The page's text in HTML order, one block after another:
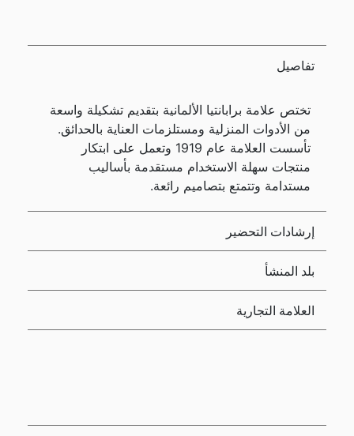
تفاصيل
تختص علامة برابانتيا الألمانية بتقديم تشكيلة واسعة
من الأدوات المنزلية ومستلزمات العناية بالحدائق.
تأسست العلامة عام 1919 وتعمل على ابتكار
منتجات سهلة الاستخدام مستقدمة بأساليب
مستدامة وتتمتع بتصاميم رائعة.
إرشادات التحضير
بلد المنشأ
العلامة التجارية